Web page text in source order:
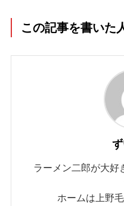
この記事を書いた
ラーメン二郎が大好
ホームは上野